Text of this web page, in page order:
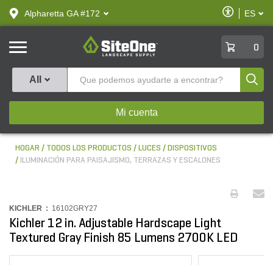
text.skipToContent
text.skipToNavigation
Alpharetta GA #172
Habilitar
ES
SiteOne
0
All
Mi cuenta
HOGAR TODOS LOS PRODUCTOS LUCES
DISPOSITIVOS
ILUMINACIÓN PARA PAISAJISMO, TERRAZAS Y ESCALONES
KICHLER : 16102GRY27
Kichler 12 in. Adjustable Hardscape Light
Textured Gray Finish 85 Lumens 2700K LED